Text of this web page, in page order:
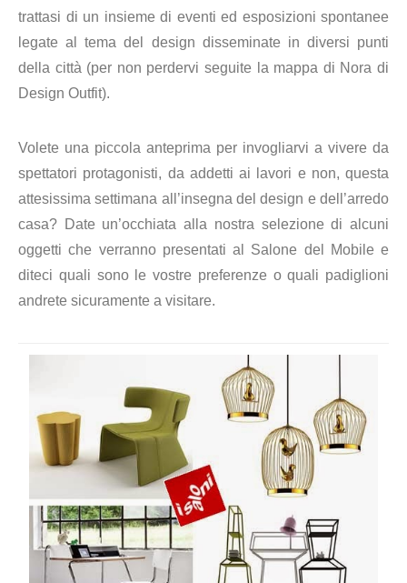
trattasi di un insieme di eventi ed esposizioni spontanee
legate al tema del design disseminate in diversi punti
della città (per non perdervi seguite la mappa di Nora di
Design Outfit).
Volete una piccola anteprima per invogliarvi a vivere da
spettatori protagonisti, da addetti ai lavori e non, questa
attesissima settimana all’insegna del design e dell’arredo
casa? Date un’occhiata alla nostra selezione di alcuni
oggetti che verranno presentati al Salone del Mobile e
diteci quali sono le vostre preferenze o quali padiglioni
andrete sicuramente a visitare.